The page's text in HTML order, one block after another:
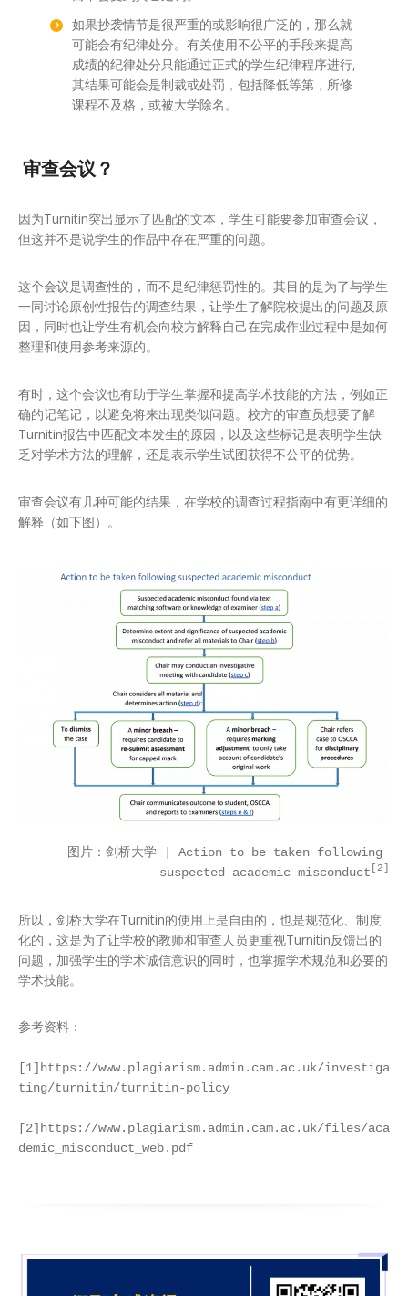
如果抄袭情节是很严重的或影响很广泛的，那么就
可能会有纪律处分。有关使用不公平的手段来提高
成绩的纪律处分只能通过正式的学生纪律程序进行,
其结果可能会是制裁或处罚，包括降低等第，所修
课程不及格，或被大学除名。
审查会议？
因为Turnitin突出显示了匹配的文本，学生可能要参加审查会议，
但这并不是说学生的作品中存在严重的问题。
这个会议是调查性的，而不是纪律惩罚性的。其目的是为了与学生
一同讨论原创性报告的调查结果，让学生了解院校提出的问题及原
因，同时也让学生有机会向校方解释自己在完成作业过程中是如何
整理和使用参考来源的。
有时，这个会议也有助于学生掌握和提高学术技能的方法，例如正
确的记笔记，以避免将来出现类似问题。校方的审查员想要了解
Turnitin报告中匹配文本发生的原因，以及这些标记是表明学生缺
乏对学术方法的理解，还是表示学生试图获得不公平的优势。
审查会议有几种可能的结果，在学校的调查过程指南中有更详细的
解释（如下图）。
图片：剑桥大学 | Action to be taken following
suspected academic misconduct [2]
所以，剑桥大学在Turnitin的使用上是自由的，也是规范化、制度
化的，这是为了让学校的教师和审查人员更重视Turnitin反馈出的
问题，加强学生的学术诚信意识的同时，也掌握学术规范和必要的
学术技能。
参考资料：
[1]https://www.plagiarism.admin.cam.ac.uk/investiga
ting/turnitin/turnitin-policy
[2]https://www.plagiarism.admin.cam.ac.uk/files/aca
demic_misconduct_web.pdf